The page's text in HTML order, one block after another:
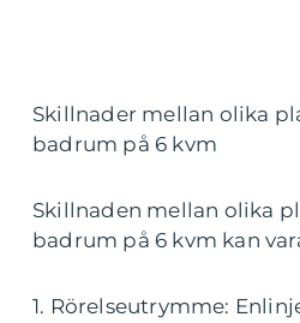
Skillnader mellan olika
badrum på 6 kvm
Skillnaden mellan olika
badrum på 6 kvm kan
1. Rörelseutrymme: